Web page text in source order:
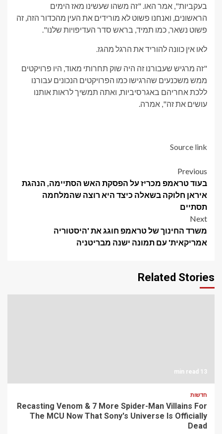
בעקביות", אמר האו. "זה משהו שעשינו מאז הימים
הראשונים, ואנחנו פשוט לא מורידים את העין מהכדור הזה, זה
פשוט נשאר, כמו תמיד, בראש סדר העדיפויות שלנו".
לאו אין כוונה להוריד את הרגל מהגז.
"זה מרגיש שעבורנו זה היה שוק תחרותי מאוד, היו פרויקטים
ממש משכנעים שהרגישו כמו הפרויקטים הנכונים עבורנו
ללכת אחריהם באגרסיביות, ואתה תמשיך לראות אותנו
עושים את זה", אמרה.
Source link
Post
navigation
Previous
בעוד טראמפ מכריז על הפסקת האש הסתיימה, הנהגת
איראן חלוקה בשאלה כיצד היא רוצה שהמלחמה
תסתיים
Next
משרד החינוך של טראמפ חוגג את 'היסטוריה
אמריקאית' עם תמונה ישנה מבריטניה
Related Stories
13 min read
חדשות
Recasting Venom & 7 More Spider-Man Villains For
The MCU Now That Sony's Universe Is Officially
Dead